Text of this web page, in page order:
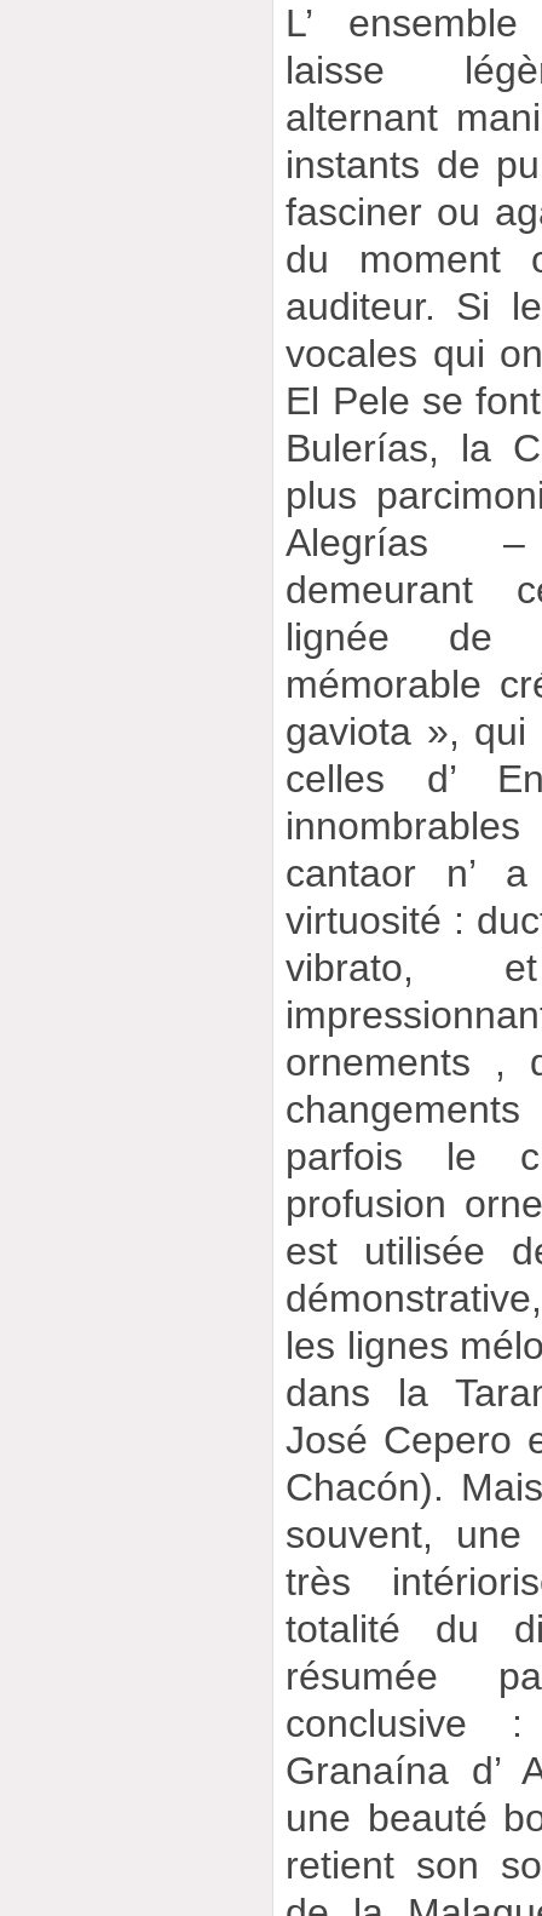
L’
laisse
alternant
instants de
fasciner ou
du moment
auditeur. Si
vocales qui
El Pele se
Bulerías, la
plus
Alegrías
demeurant
lignée de
mémorable
gaviota », qui
celles d’
cantaor n’
virtuosité :
vibrato,
ornements ,
parfois le
profusion
est utilisée
les lignes
dans la
José Cepero
Chacón).
souvent, une
très
totalité du
résumée
conclusive
Granaína d’
une beauté
retient son